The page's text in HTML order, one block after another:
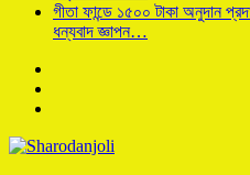
গীতা ফান্ডে ১৫০০ টাকা অনুদান
ধন্যবাদ জ্ঞাপন…